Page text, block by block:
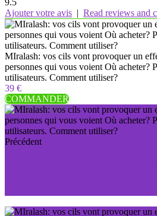
9.5
Ajouter votre avis | Read reviews and
MIralash: vos cils vont provoquer un
personnes qui vous voient Où acheter?
utilisateurs. Comment utiliser?
39 €
COMMANDER
Précédent